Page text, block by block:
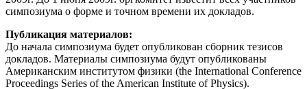
симпозиума о форме и точном времени их докладов.
Публикация материалов:
До начала симпозиума будет опубликован сборник тезисов
докладов. Материалы симпозиума будут опубликованы
Американским институтом физики (the International Conference
Proceedings Series of the American Institute of Physics).